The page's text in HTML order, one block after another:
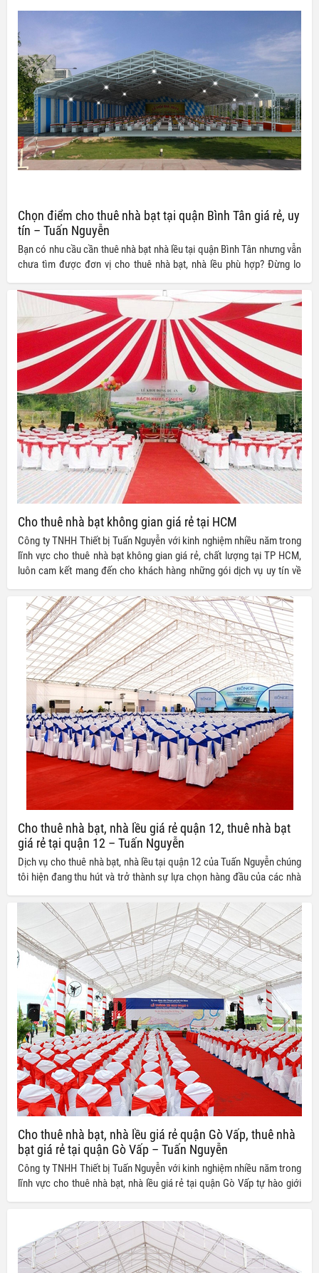
bạn. Với đầy đủ mẫu mã, màu sắc và kích cỡ, quý khách có thể thoải
mái lựa chọn cho mình những sản phẩm phù hợp.
Chọn điểm cho thuê nhà bạt tại quận Bình Tân giá rẻ, uy
tín – Tuấn Nguyễn
Bạn có nhu cầu cần thuê nhà bạt nhà lều tại quận Bình Tân nhưng vẫn
chưa tìm được đơn vị cho thuê nhà bạt, nhà lều phù hợp? Đừng lo
nay để có cơ hội sở hữu cho mình những dịch vụ chất lượng cùng
mức giá ưu đãi nhất thị trường.
Cho thuê nhà bạt không gian giá rẻ tại HCM
Công ty TNHH Thiết bị Tuấn Nguyễn với kinh nghiệm nhiều năm trong
lĩnh vực cho thuê nhà bạt không gian giá rẻ, chất lượng tại TP HCM,
luôn cam kết mang đến cho khách hàng những gói dịch vụ uy tín về
Cho thuê nhà bạt, nhà lều giá rẻ quận 12, thuê nhà bạt
giá rẻ tại quận 12 – Tuấn Nguyễn
Dịch vụ cho thuê nhà bạt, nhà lều tại quận 12 của Tuấn Nguyễn chúng
tôi hiện đang thu hút và trở thành sự lựa chọn hàng đầu của các nhà
kì ưu đãi mà chúng tôi đưa ra
Cho thuê nhà bạt, nhà lều giá rẻ quận Gò Vấp, thuê nhà
bạt giá rẻ tại quận Gò Vấp – Tuấn Nguyễn
Công ty TNHH Thiết bị Tuấn Nguyễn với kinh nghiệm nhiều năm trong
lĩnh vực cho thuê nhà bạt, nhà lều giá rẻ tại quận Gò Vấp tự hào giới
thoải mái lựa chọn.